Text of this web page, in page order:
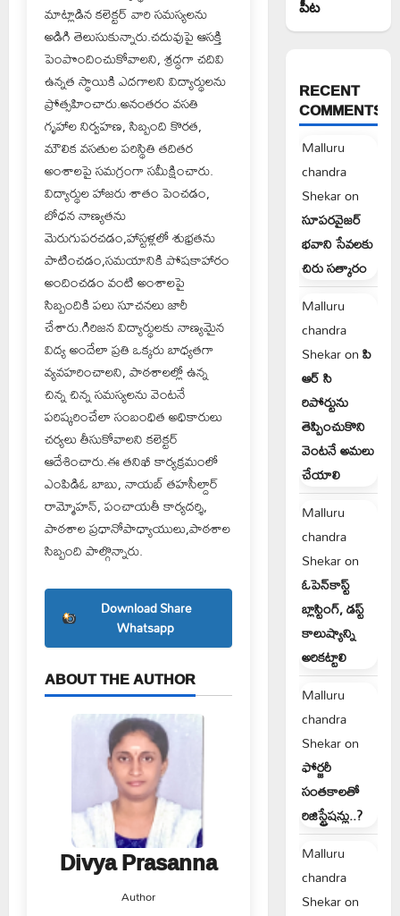
మాట్లాడిన కలెక్టర్ వారి సమస్యలను
అడిగి తెలుసుకున్నారు.చదువుపై ఆసక్తి
పెంపొందించుకోవాలని, శ్రద్ధగా చదివి
ఉన్నత స్థాయికి ఎదగాలని విద్యార్థులను
ప్రోత్సహించారు.అనంతరం వసతి
గృహాల నిర్వహణ, సిబ్బంది కొరత,
మౌలిక వసతుల పరిస్థితి తదితర
అంశాలపై సమగ్రంగా సమీక్షించారు.
విద్యార్థుల హాజరు శాతం పెంచడం,
బోధన నాణ్యతను
మెరుగుపరచడం,హాస్టళ్లలో శుభ్రతను
పాటించడం,సమయానికి పోషకాహారం
అందించడం వంటి అంశాలపై
సిబ్బందికి పలు సూచనలు జారీ
చేశారు.గిరిజన విద్యార్థులకు నాణ్యమైన
విద్య అందేలా ప్రతి ఒక్కరు బాధ్యతగా
వ్యవహరించాలని, పాఠశాలల్లో ఉన్న
చిన్న చిన్న సమస్యలను వెంటనే
పరిష్కరించేలా సంబంధిత అధికారులు
చర్యలు తీసుకోవాలని కలెక్టర్
ఆదేశించారు.ఈ తనిఖీ కార్యక్రమంలో
ఎంపిడిఓ బాబు, నాయబ్ తహసీల్దార్
రామ్మోహన్, పంచాయతీ కార్యదర్శి,
పాఠశాల ప్రధానోపాధ్యాయులు,పాఠశాల
సిబ్బంది పాల్గొన్నారు.
Download Share
Whatsapp
ABOUT THE AUTHOR
Divya Prasanna
Author
పీట
RECENT
COMMENTS
Malluru
chandra
Shekaron
సూపరవైజర్
భవాని సేవలకు
చిరు సత్కారం
Malluru
chandra
Shekaronపి
ఆర్ సి
రిపోర్టును
తెప్పించుకొని
వెంటనే అమలు
చేయాలి
Malluru
chandra
Shekaron
ఓపెన్‌కాస్ట్
బ్లాస్టింగ్, డస్ట్
కాలుష్యాన్ని
అరికట్టాలి
Malluru
chandra
Shekaron
ఫోర్జరీ
సంతకాలతో
రిజిస్ట్రేషన్లు..?
Malluru
chandra
Shekaron